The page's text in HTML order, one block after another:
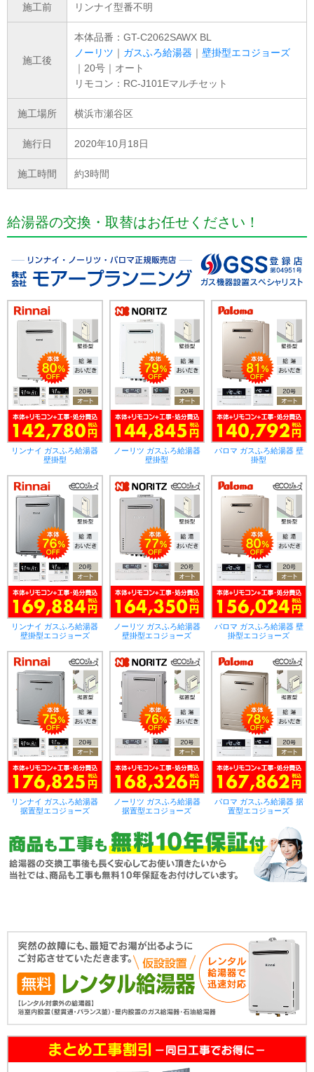
施工前 リンナイ型番不明
施工後
本体品番：GT-C2062SAWX BL
ノーリツ ｜ ガスふろ給湯器 ｜ 壁掛型エコジョーズ
｜20号｜オート
リモコン：RC-J101Eマルチセット
施工場所 横浜市瀬谷区
施行日 2020年10月18日
施工時間 約3時間
給湯器の交換・取替はお任せください！
リンナイ ガスふろ給湯器
壁掛型
ノーリツ ガスふろ給湯器
壁掛型
パロマ ガスふろ給湯器 壁
掛型
リンナイ ガスふろ給湯器
壁掛型エコジョーズ
ノーリツ ガスふろ給湯器
壁掛型エコジョーズ
パロマ ガスふろ給湯器 壁
掛型エコジョーズ
リンナイ ガスふろ給湯器
据置型エコジョーズ
ノーリツ ガスふろ給湯器
据置型エコジョーズ
パロマ ガスふろ給湯器 据
置型エコジョーズ